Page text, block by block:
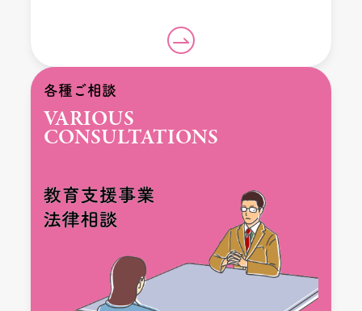
各種ご相談
VARIOUS
CONSULTATIONS